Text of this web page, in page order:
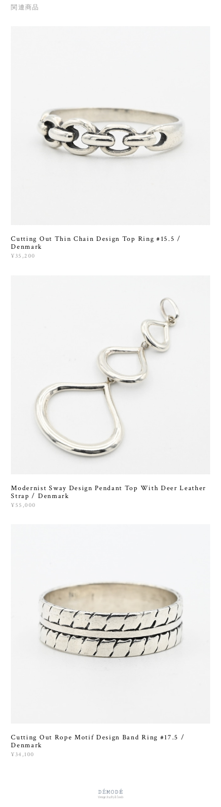
関連商品
Cutting Out Thin Chain Design Top Ring #15.5 /
Denmark
¥35,200
Modernist Sway Design Pendant Top With Deer Leather
Strap / Denmark
¥55,000
Cutting Out Rope Motif Design Band Ring #17.5 /
Denmark
¥34,100